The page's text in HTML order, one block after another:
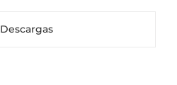
Descargas